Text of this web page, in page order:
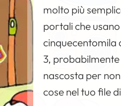
molto più
portali che
cinquecentomila
3,
nascosta per
cose nel tuo file